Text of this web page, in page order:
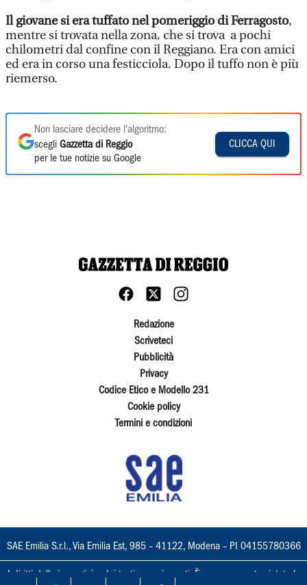
Il giovane si era tuffato nel pomeriggio di Ferragosto,
mentre si trovata nella zona, che si trova a pochi
chilometri dal confine con il Reggiano. Era con amici
ed era in corso una festicciola. Dopo il tuffo non è più
riemerso.
Non lasciare decidere l'algoritmo:
scegli Gazzetta di Reggio
per le tue notizie su Google
CLICCA QUI
Redazione
Scriveteci
Pubblicità
Privacy
Codice Etico e Modello 231
Cookie policy
Termini e condizioni
SAE Emilia S.r.l., Via Emilia Est, 985 – 41122, Modena – PI 04155780366
I diritti delle immagini e dei testi sono riservati. È espressamente vietata la